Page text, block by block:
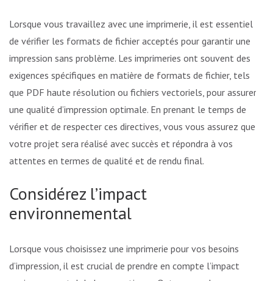
Lorsque vous travaillez avec une imprimerie, il est essentiel
de vérifier les formats de fichier acceptés pour garantir une
impression sans problème. Les imprimeries ont souvent des
exigences spécifiques en matière de formats de fichier, tels
que PDF haute résolution ou fichiers vectoriels, pour assurer
une qualité d’impression optimale. En prenant le temps de
vérifier et de respecter ces directives, vous vous assurez que
votre projet sera réalisé avec succès et répondra à vos
attentes en termes de qualité et de rendu final.
Considérez l’impact
environnemental
Lorsque vous choisissez une imprimerie pour vos besoins
d’impression, il est crucial de prendre en compte l’impact